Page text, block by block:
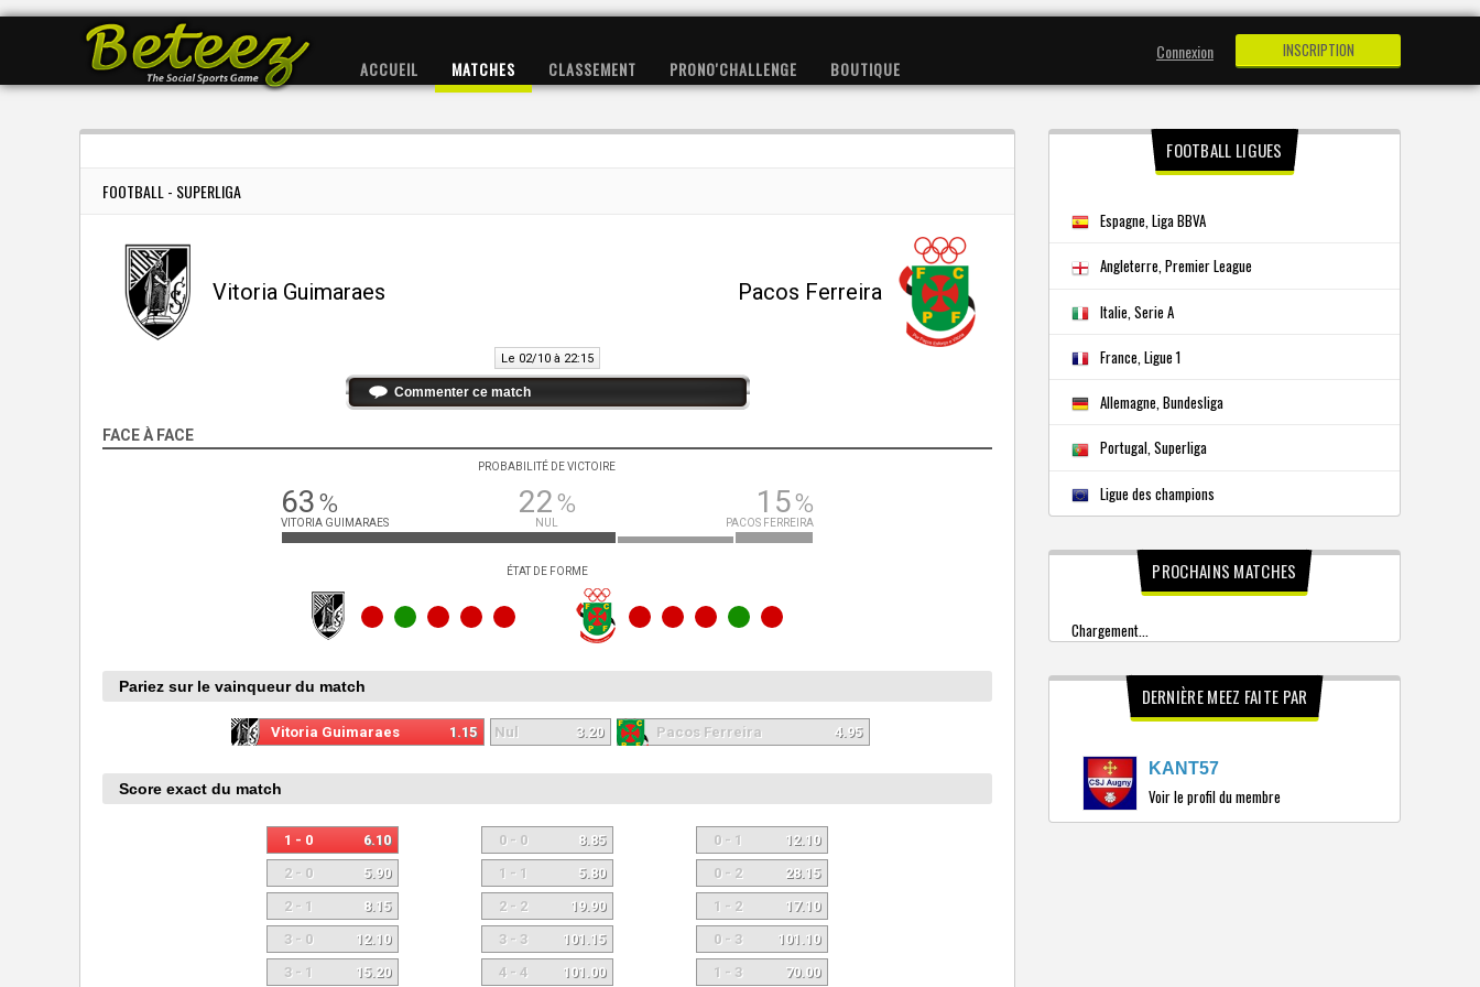
ACCUEIL MATCHES CLASSEMENT PRONO'CHALLENGE BOUTIQUE
Connexion INSCRIPTION
FOOTBALL - SUPERLIGA
Vitoria Guimaraes Pacos Ferreira
Le 02/10 à 22:15
Commenter ce match
FACE À FACE
PROBABILITÉ DE VICTOIRE
63%
VITORIA GUIMARAES
22%
NUL
15%
PACOS FERREIRA
ÉTAT DE FORME
Pariez sur le vainqueur du match
Vitoria Guimaraes 1.15 Nul 3.20 Pacos Ferreira 4.95
Score exact du match
1 - 0
6.10
2 - 0
5.90
2 - 1
8.15
3 - 0
12.10
3 - 1
15.20
0 - 0
8.85
1 - 1
5.80
2 - 2
19.90
3 - 3
101.15
4 - 4
101.00
0 - 1
12.10
0 - 2
28.15
1 - 2
17.10
0 - 3
101.10
1 - 3
70.00
FOOTBALL LIGUES
Espagne, Liga BBVA
Angleterre, Premier League
Italie, Serie A
France, Ligue 1
Allemagne, Bundesliga
Portugal, Superliga
Ligue des champions
PROCHAINS MATCHES
Chargement...
DERNIÈRE MEEZ FAITE PAR
KANT57
Voir le profil du membre